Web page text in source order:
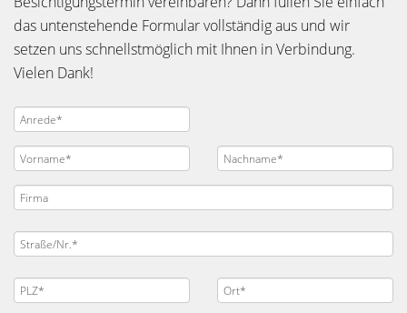
das untenstehende Formular vollständig aus und wir
setzen uns schnellstmöglich mit Ihnen in Verbindung.
Vielen Dank!